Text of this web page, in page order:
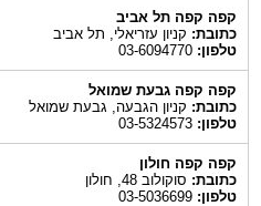
קפה קפה תל אביב
כתובת:קניון עזריאלי, תל אביב
טלפון:03-6094770
קפה קפה גבעת שמואל
כתובת:קניון הגבעה, גבעת שמואל
טלפון:03-5324573
קפה קפה חולון
כתובת:סוקולוב 48, חולון
טלפון:03-5036699